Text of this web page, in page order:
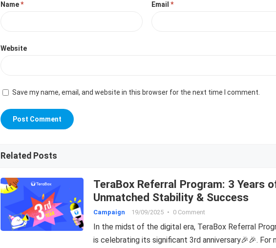
Name* Email *
Website
Save my name, email, and website in this browser for the next time I comment.
Related Posts
TeraBox Referral Program: 3 Years
Unmatched Stability & Success
Campaign 19/09/2025 • 0 Comment
In the midst of the digital era, TeraBox Referral
is celebrating its significant 3rd anniversary🎉🎉. For